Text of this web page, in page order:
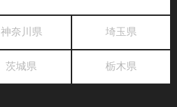
神奈川県 埼玉県
茨城県 栃木県